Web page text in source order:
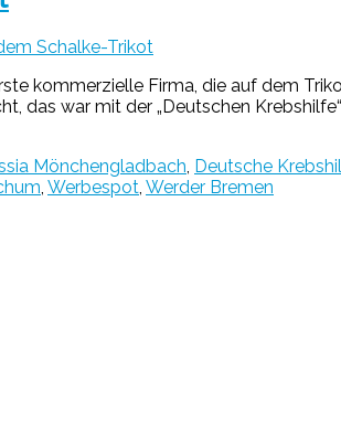
Schalke-Trikot
kommerzielle Firma, die auf dem
das war mit der „Deutschen
Mönchengladbach Deutsche
Werbespot Werder Bremen